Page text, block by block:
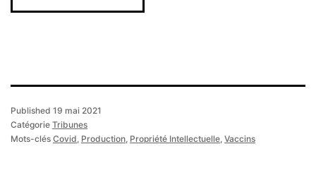
Published 19 mai 2021
Catégorie Tribunes
Mots-clés Covid, Production, Propriété Intellectuelle, Vaccins